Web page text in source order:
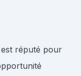
réputé pour